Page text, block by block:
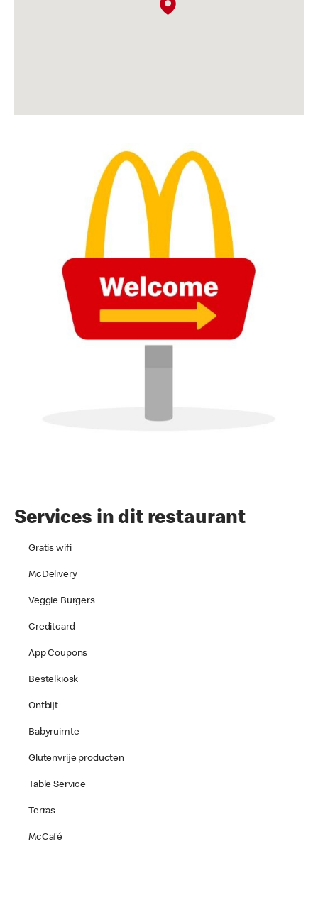
Services in dit restaurant
Gratis wifi
McDelivery
Veggie Burgers
Creditcard
App Coupons
Bestelkiosk
Ontbijt
Babyruimte
Glutenvrije producten
Table Service
Terras
McCafé